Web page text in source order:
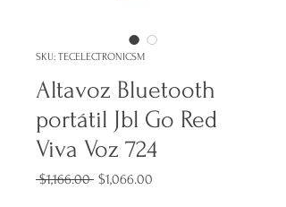
SKU: TECELECTRONICSM
Altavoz Bluetooth
portátil Jbl Go Red
Viva Voz 724
$1,166.00 Precio
$1,066.00